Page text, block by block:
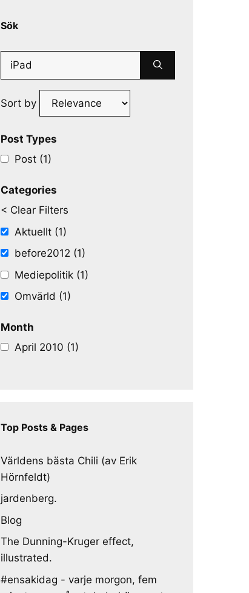
Sök
Search
Sort by
Post Types
Post (1)
Categories
< Clear Filters
Aktuellt (1)
before2012 (1)
Mediepolitik (1)
Omvärld (1)
Month
April 2010 (1)
Top Posts & Pages
Världens bästa Chili (av Erik
Hörnfeldt)
jardenberg.
Blog
The Dunning-Kruger effect,
illustrated.
#ensakidag - varje morgon, fem